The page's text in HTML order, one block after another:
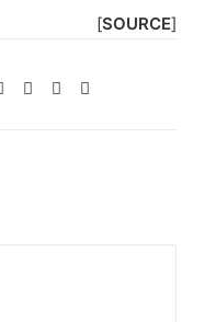
[SOURCE]